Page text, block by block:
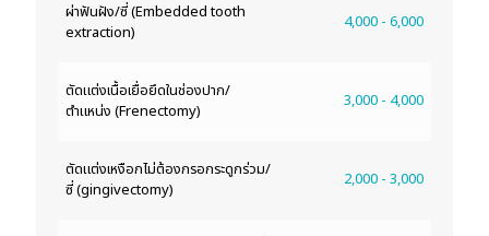
ผ่าฟันฝัง/ซี่ (Embedded tooth
extraction)
4,000 - 6,000
ตัดแต่งเนื้อเยื่อยึดในช่องปาก/
ตำแหน่ง (Frenectomy)
3,000 - 4,000
ตัดแต่งเหงือกไม่ต้องกรอกระดูกร่วม/
ซี่ (gingivectomy)
2,000 - 3,000